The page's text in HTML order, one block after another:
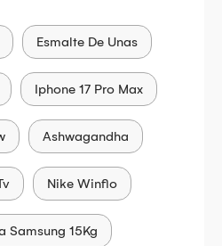
Esmalte De Unas
Iphone 17 Pro Max
Ashwagandha
Nike Winflo
Samsung 15Kg